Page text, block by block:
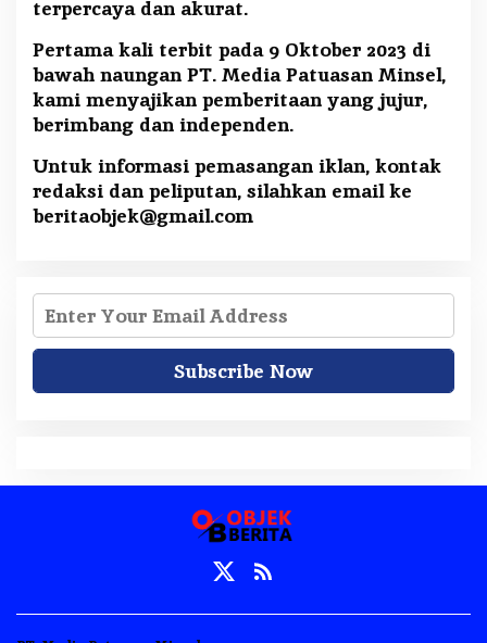
terpercaya dan akurat.
Pertama kali terbit pada 9 Oktober 2023 di
bawah naungan PT. Media Patuasan Minsel,
kami menyajikan pemberitaan yang jujur,
berimbang dan independen.
Untuk informasi pemasangan iklan, kontak
redaksi dan peliputan, silahkan email ke
beritaobjek@gmail.com